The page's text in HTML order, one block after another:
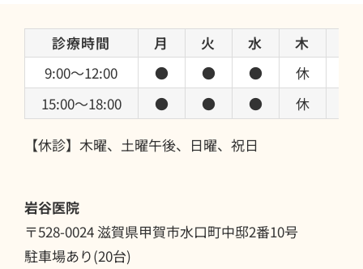
診療時間 月 火 水 木
9:00〜12:00
● ● ● 休
15:00〜18:00
● ● ● 休
【休診】木曜、土曜午後、日曜、祝日
岩谷医院
〒528-0024 滋賀県甲賀市水口町中邸2番10号
駐車場あり(20台)